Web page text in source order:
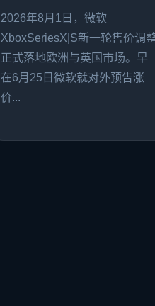
2026年8月1日，微软
XboxSeriesX|S新一轮售价调
正式落地欧洲与英国市场。早
在6月25日微软就对外预告涨
价...